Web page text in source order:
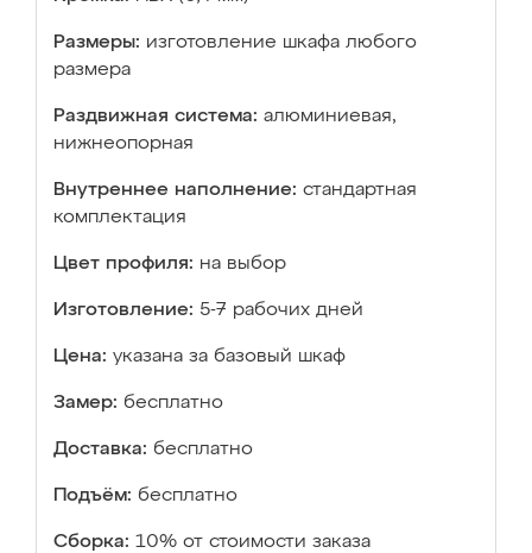
Размеры: изготовление шкафа любого
размера
Раздвижная система: алюминиевая,
нижнеопорная
Внутреннее наполнение: стандартная
комплектация
Цвет профиля: на выбор
Изготовление: 5-7 рабочих дней
Цена: указана за базовый шкаф
Замер: бесплатно
Доставка: бесплатно
Подъём: бесплатно
Сборка: 10% от стоимости заказа